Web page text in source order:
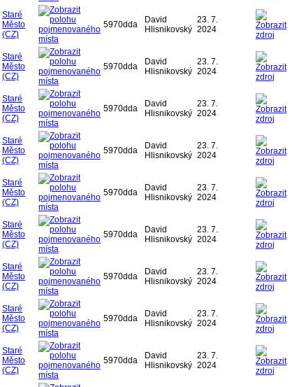
Staré
Město
(CZ)
5970dda
David
Hlisnikovský
23. 7.
2024
Staré
Město
(CZ)
5970dda
David
Hlisnikovský
23. 7.
2024
Staré
Město
(CZ)
5970dda
David
Hlisnikovský
23. 7.
2024
Staré
Město
(CZ)
5970dda
David
Hlisnikovský
23. 7.
2024
Staré
Město
(CZ)
5970dda
David
Hlisnikovský
23. 7.
2024
Staré
Město
(CZ)
5970dda
David
Hlisnikovský
23. 7.
2024
Staré
Město
(CZ)
5970dda
David
Hlisnikovský
23. 7.
2024
Staré
Město
(CZ)
5970dda
David
Hlisnikovský
23. 7.
2024
Staré
Město
(CZ)
5970dda
David
Hlisnikovský
23. 7.
2024